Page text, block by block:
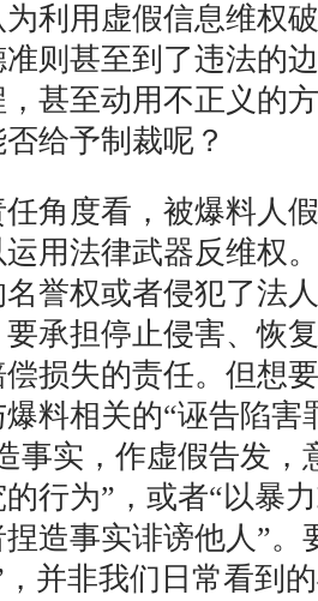
用虚假信息维权破
则甚至到了违法的
甚至动用不正义的
给予制裁呢？
度看，被爆料人假
用法律武器反维权
誉权或者侵犯了法
要承担停止侵害、恢
损失的责任。但想
料相关的“诬告陷害
事实，作虚假告发，
行为”，或者“以暴
造事实诽谤他人”。
并非我们日常看到